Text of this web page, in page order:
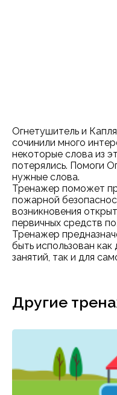
Огнетушитель и
сочинили много
некоторые слова из
потерялись. Помоги
нужные слова.
Тренажер поможет
пожарной
возникновения
первичных средств
Тренажер
быть использован
занятий, так и для
Другие